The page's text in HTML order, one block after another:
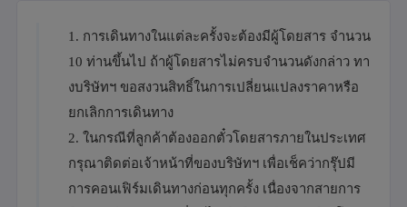
1. การเดินทางในแต่ละครั้งจะต้องมีผู้โดยสาร จำนวน
10 ท่านขึ้นไป ถ้าผู้โดยสารไม่ครบจำนวนดังกล่าว ทา
งบริษัทฯ ขอสงวนสิทธิ์ในการเปลี่ยนแปลงราคาหรือ
ยกเลิกการเดินทาง
2. ในกรณีที่ลูกค้าต้องออกตั๋วโดยสารภายในประเทศ
กรุณาติดต่อเจ้าหน้าที่ของบริษัทฯ เพื่อเช็คว่ากรุ๊ปมี
การคอนเฟิร์มเดินทางก่อนทุกครั้ง เนื่องจากสายการ